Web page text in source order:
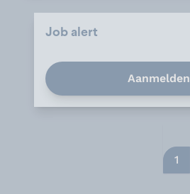
Job alert
Aanmelden
1